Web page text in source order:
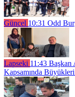
Güncel 10:31 Odd
Lapseki 11:43 Başkan
Kapsamında